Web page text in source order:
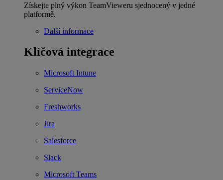
Získejte plný výkon TeamVieweru sjednocený v jedné
platformě.
Další informace
Klíčová integrace
Microsoft Intune
ServiceNow
Freshworks
Jira
Salesforce
Slack
Microsoft Teams